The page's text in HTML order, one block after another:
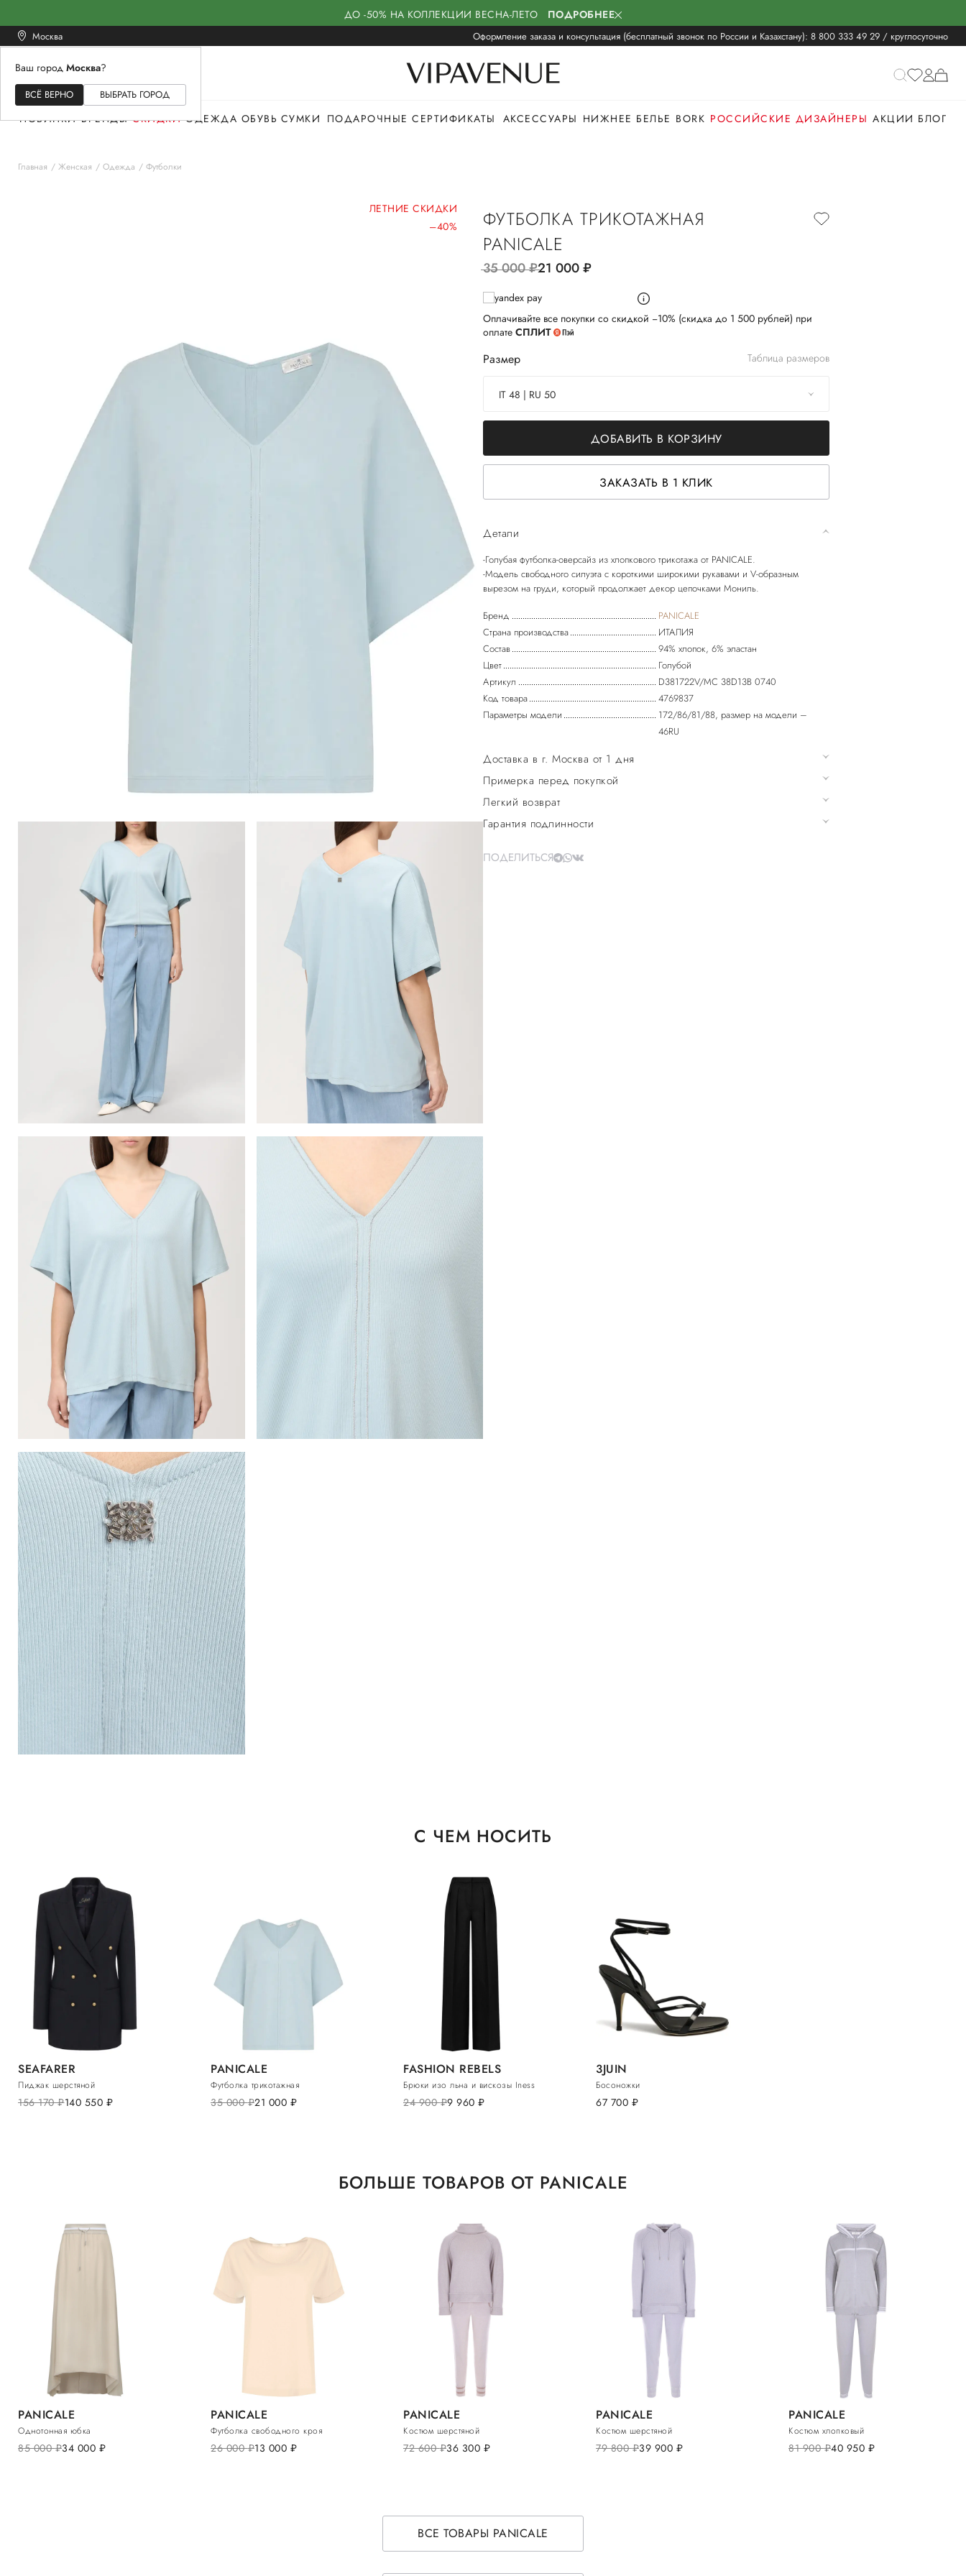
ДО -50% НА КОЛЛЕКЦИИ ВЕСНА-ЛЕТО ПОДРОБНЕЕ
Москва Оформление заказа и консультация (бесплатный звонок по России и Казахстану): 8 800 333 49 29 / круглосуточно
Ваш город Москва?
ВСЁ ВЕРНО ВЫБРАТЬ ГОРОД
ЖЕНСКОЕМУЖСКОЕ
НОВИНКИ БРЕНДЫ СКИДКИ ОДЕЖДА ОБУВЬ СУМКИ ПОДАРОЧНЫЕ СЕРТИФИКАТЫ АКСЕССУАРЫ НИЖНЕЕ БЕЛЬЕ BORK РОССИЙСКИЕ ДИЗАЙНЕРЫ АКЦИИ БЛОГ
Главная Женская Одежда Футболки
ЛЕТНИЕ СКИДКИ
–40%
ФУТБОЛКА ТРИКОТАЖНАЯ
PANICALE
35 000руб.21 000руб.
Оплачивайте все покупки со скидкой −10% (скидка до 1 500 рублей) при
оплате СПЛИТ
Размер Таблица размеров
IT 48 | RU 50
ДОБАВИТЬ В КОРЗИНУ
ЗАКАЗАТЬ В 1 КЛИК
Детали
-Голубая футболка-оверсайз из хлопкового трикотажа от PANICALE.
-Модель свободного силуэта с короткими широкими рукавами и V-образным
Бренд
PANICALE
Страна производства
ИТАЛИЯ
Состав
94% хлопок, 6% эластан
Цвет
Голубой
Артикул
D381722V/MC 38D13B 0740
Код товара
4769837
Параметры модели
172/86/81/88, размер на модели –
46RU
Доставка в г. Москва от 1 дня
Примерка перед покупкой
Легкий возврат
Гарантия подлинности
ПОДЕЛИТЬСЯ
С ЧЕМ НОСИТЬ
SEAFARER
Пиджак шерстяной
156 170руб.140 550 руб.
PANICALE
Футболка трикотажная
35 000руб.21 000 руб.
FASHION REBELS
Брюки изо льна и вискозы Iness
24 900руб.9 960 руб.
3JUIN
Босоножки
67 700 руб.
БОЛЬШЕ ТОВАРОВ ОТ PANICALE
PANICALE
Однотонная юбка
85 000руб.34 000 руб.
PANICALE
Футболка свободного кроя
26 000руб.13 000 руб.
PANICALE
Костюм шерстяной
72 600руб.36 300 руб.
PANICALE
Костюм шерстяной
79 800руб.39 900 руб.
PANICALE
Костюм хлопковый
81 900руб.40 950 руб.
ВСЕ ТОВАРЫ PANICALE